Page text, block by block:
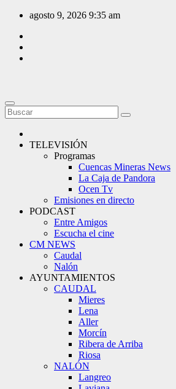
Saltar
contenido
agosto 9, 2026 9:35 am
TELEVISIÓN
Programas
Cuencas Mineras News
La Caja de Pandora
Ocen Tv
Emisiones en directo
PODCAST
Entre Amigos
Escucha el cine
CM NEWS
Caudal
Nalón
AYUNTAMIENTOS
CAUDAL
Mieres
Lena
Aller
Morcín
Ribera de Arriba
Riosa
NALÓN
Langreo